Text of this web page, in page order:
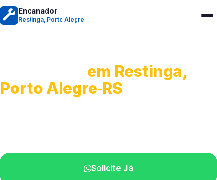
Encanador
Restinga, Porto Alegre
em Restinga,
Porto Alegre‑RS
Solicite Já